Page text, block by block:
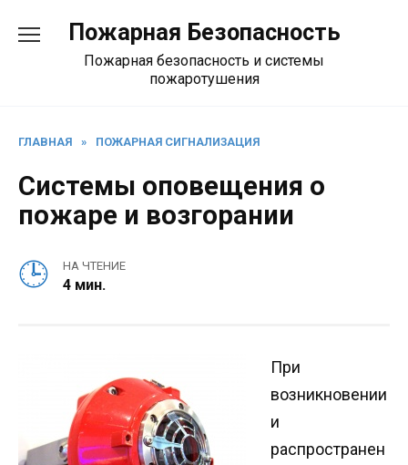
содержанию
Пожарная Безопасность
Пожарная безопасность и системы
пожаротушения
ГЛАВНАЯ » ПОЖАРНАЯ СИГНАЛИЗАЦИЯ
Системы оповещения о
пожаре и возгорании
НА ЧТЕНИЕ
4 мин.
При
возникновении
и
распространен